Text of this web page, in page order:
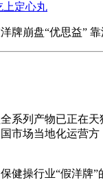
上定心丸
牌崩盘“优思益”
列产物已正在天
市场当地化运营
操行业“假洋牌”